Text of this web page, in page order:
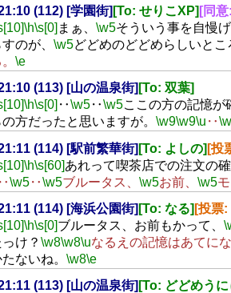
(112) [学園街] [To: せりこXP] [同
\h\s[0] まぁ、 \w5そういう事を自慢
のが、 \w5どどめのどどめらしいとこ
\e
(113) [山の温泉街] [To: 双葉]
\h\s[0] ‥\w5‥\w5ここの方の記憶が
方だったと思いますが。 \w9\w9\u ‥
(114) [駅前繁華街] [To: よしの] [投
\h\s[60]あれって喫茶店での注文の
\w5‥\w5ブルータス、 \w5お前、 \w5
(114) [海浜公園街] [To: なる] [投票:
\h\s[0]ブルータス、お前もかって、
け？ \w8\w8\uなるえの記憶はあてに
ないね。 \w8\e
(113) [山の温泉街] [To: どどめうに